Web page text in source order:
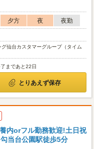
夕方 夜
夜勤
仙台カスタマーグループ（タイム
まであと22日
とりあえず保存
内orフル勤務歓迎!土日祝
当台公園駅徒歩5分